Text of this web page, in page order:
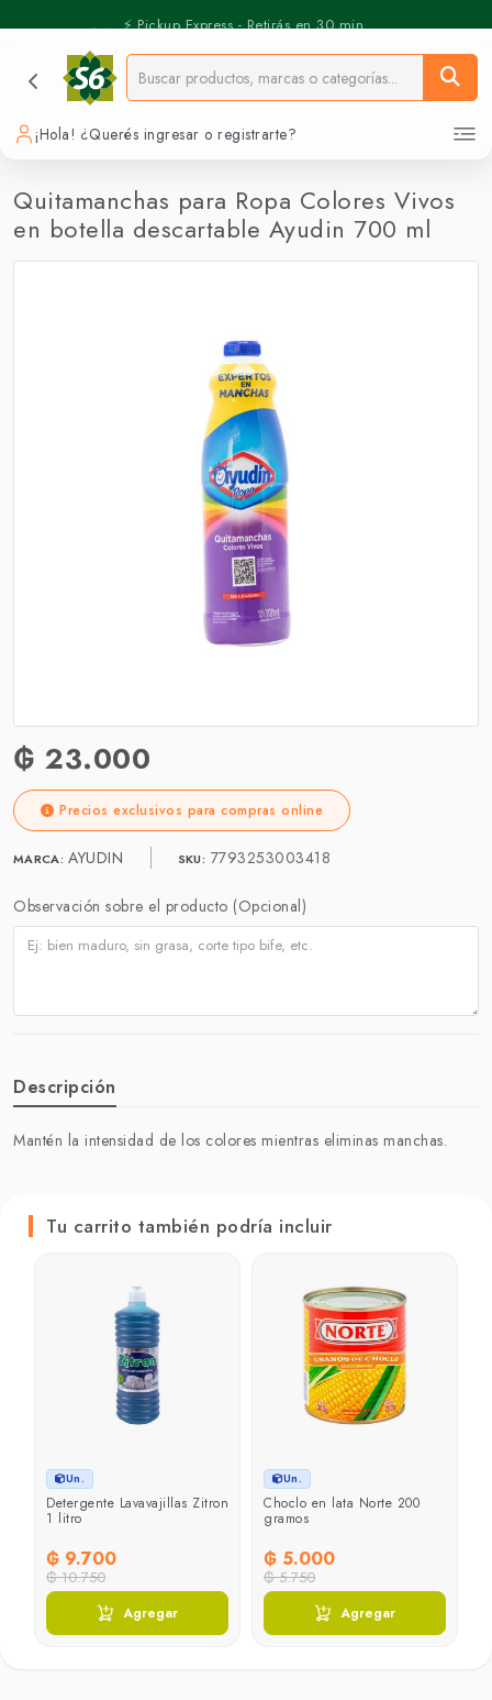
⚡️ Pickup Express - Retirás en 30 min.
¡Hola! ¿Querés ingresar o registrarte?
Quitamanchas para Ropa Colores Vivos
en botella descartable Ayudin 700 ml
₲ 23.000
Precios exclusivos para compras online
MARCA: AYUDIN SKU: 7793253003418
Observación sobre el producto (Opcional)
Descripción
Mantén la intensidad de los colores mientras eliminas manchas.
Tu carrito también podría incluir
Un.
Detergente Lavavajillas Zitron
1 litro
₲ 9.700
₲ 10.750
Agregar
Un.
Choclo en lata Norte 200
gramos
₲ 5.000
₲ 5.750
Agregar